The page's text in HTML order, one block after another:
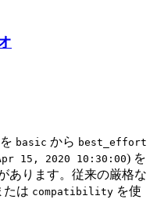
basic から best_effort
15, 2020 10:30:00) を
あります。従来の厳格な
たは compatibility を使